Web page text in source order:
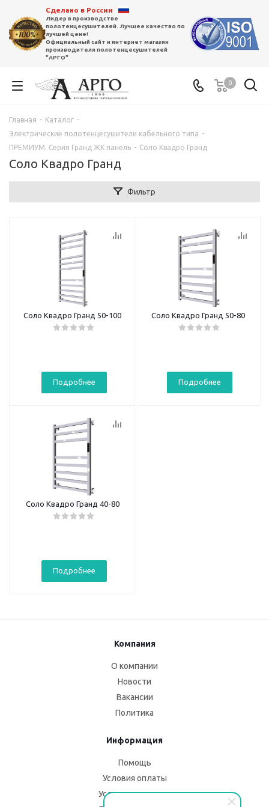
Сделано в России
Лидер в производстве
полотенцесушителей. Лучшее качество по
лучшей цене!
Официальный сайт и интернет магазин
производителя полотенцесушителей
"АРГО"
0
Главная - Каталог -
Электрические полотенцесушители кабельного типа -
ПРЕМИУМ. Серия Гранд ЖК панель - Соло Квадро Гранд
Соло Квадро Гранд
Фильтр
Соло Квадро Гранд 50-100
Подробнее
Соло Квадро Гранд 50-80
Подробнее
Соло Квадро Гранд 40-80
Подробнее
Компания
О компании
Новости
Вакансии
Политика
Информация
Помощь
Условия оплаты
Условия доставки